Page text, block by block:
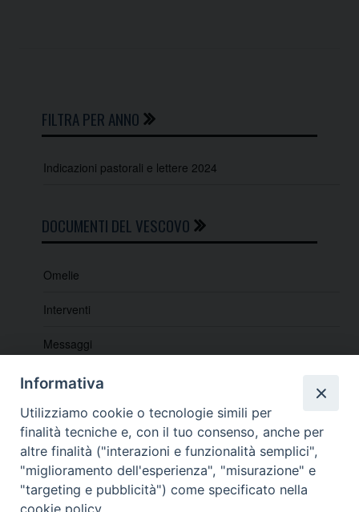
n
FILTRA PER ANNO
Indicazioni pastorali e lettere 2024
DOCUMENTI DEL VESCOVO
Omelie
Interventi
Messaggi
Indicazioni e lettere pastorali
Lectio e Quaresimali
Informativa
Utilizziamo cookie o tecnologie simili per
finalità tecniche e, con il tuo consenso, anche per
altre finalità ("interazioni e funzionalità semplici",
"miglioramento dell'esperienza", "misurazione" e
"targeting e pubblicità") come specificato nella